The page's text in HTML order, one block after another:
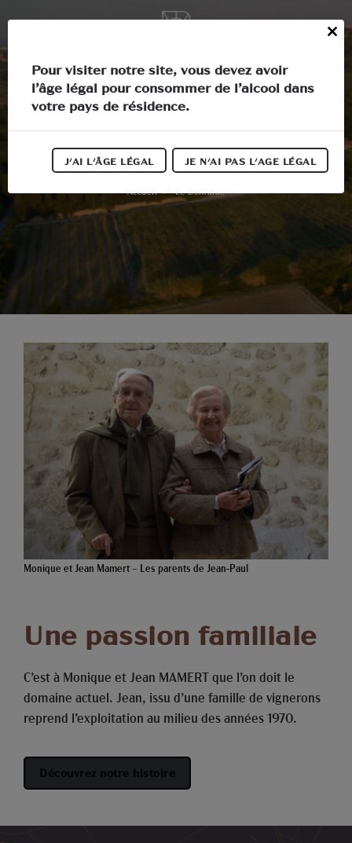
Au cœur du Languedoc
Le Domaine
Activités
Nos vins
Nos actualités
Le Domaine
Accueil Le Domaine
Monique et Jean Mamert – Les parents de Jean-Paul
Une passion familiale
C’est à Monique et Jean MAMERT que l’on doit le
domaine actuel. Jean, issu d’une famille de vignerons
reprend l’exploitation au milieu des années 1970.
Découvrez notre histoire
Close
Pour visiter notre site, vous devez avoir
l’âge légal pour consommer de l’alcool dans
votre pays de résidence.
JE N'AI PAS L'AGE LÉGAL
J'AI L'ÂGE LÉGAL